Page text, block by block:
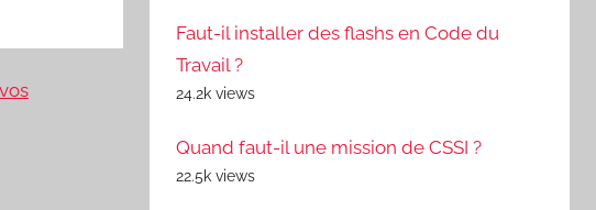
Faut-il installer des flashs en Code du
Travail ?
24.2k views
Quand faut-il une mission de CSSI ?
22.5k views